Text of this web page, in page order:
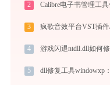
2
3 疯歌音效平台VST插
4 游戏闪退ntdll.dll如何
5 dll修复工具windowxp